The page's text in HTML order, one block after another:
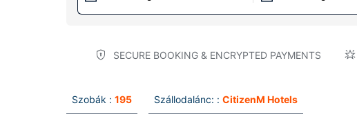
SECURE BOOKING & ENCRYPTED PAYMENTS
Szobák : 195 Szállodalánc: : CitizenM Hotels